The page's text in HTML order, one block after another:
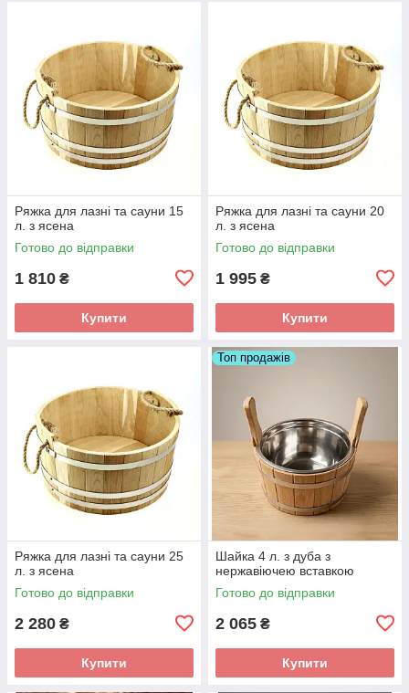
Ряжка для лазні та сауни 15
л. з ясена
Готово до відправки
1 810 ₴
Купити
Ряжка для лазні та сауни 20
л. з ясена
Готово до відправки
1 995 ₴
Купити
Ряжка для лазні та сауни 25
л. з ясена
Готово до відправки
2 280 ₴
Купити
Топ продажів
Шайка 4 л. з дуба з
нержавіючею вставкою
Готово до відправки
2 065 ₴
Купити